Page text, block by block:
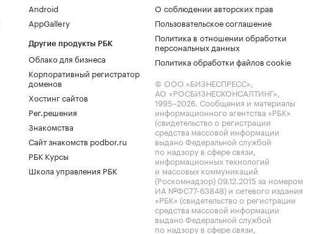
Android
AppGallery
Другие продукты РБК
Облако для бизнеса
Корпоративный регистратор
доменов
Хостинг сайтов
Рег.решения
Знакомства
Сайт знакомств podbor.ru
РБК Курсы
Школа управления РБК
О соблюдении авторских прав
Пользовательское соглашение
Политика в отношении обработки
персональных данных
Политика обработки файлов cookie
© ООО «БИЗНЕСПРЕСС»,
АО «РОСБИЗНЕСКОНСАЛТИНГ»,
1995–2026. Сообщения и материалы
информационного агентства «РБК»
(свидетельство о регистрации
средства массовой информации
выдано Федеральной службой
по надзору в сфере связи,
информационных технологий
и массовых коммуникаций
(Роскомнадзор) 09.12.2015 за номером
ИА №ФС77-63848) и сетевого издания
«РБК» (свидетельство о регистрации
средства массовой информации
выдано Федеральной службой
по надзору в сфере связи,